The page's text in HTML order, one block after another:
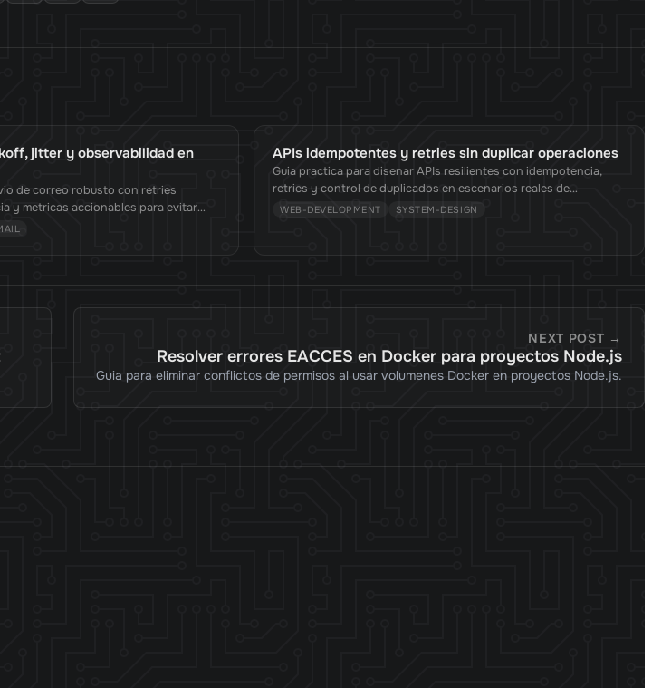
jitter y observabilidad en
de correo robusto con retries
y metricas accionables para evitar
APIs idempotentes y retries sin duplicar operaciones
Guia practica para disenar APIs resilientes con idempotencia,
retries y control de duplicados en escenarios reales de
produccion.
WEB-DEVELOPMENT SYSTEM-DESIGN
NEXT POST →
Resolver errores EACCES en Docker para proyectos Node.js
Guia para eliminar conflictos de permisos al usar volumenes Docker en proyectos Node.js.